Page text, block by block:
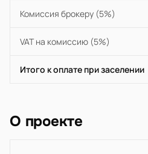
Комиссия брокеру (5%)
VAT на комиссию (5%)
Итого к оплате при заселении
О проекте